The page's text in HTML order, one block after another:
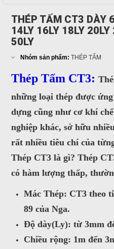
THÉP TẤM CT3 DÀY
14LY 16LY 18LY
50LY
Nhóm sản phẩm: THÉP TẤM
Thép Tấm CT3:
những loại thép được
dựng cũng như cơ khí
nghiệp khác, sở hữu
rất nhiều tiêu chí của
Thép CT3 là gì? Thép
có hàm lượng thấp,
Mác Thép: CT3 theo
89 của Nga.
Độ dày(Ly): từ 3mm
Chiều rộng: 1m đến
Twitter
LinkedIn
LIÊN HỆ
HotLine
0937 682 789
Email
satthepalpha@gmail.com
Gọi cho chúng tôi
Mail